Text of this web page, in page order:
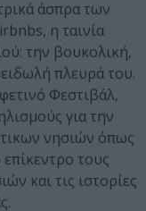
άσπρα των
η ταινία
την βουκολική,
πλευρά του.
Φεστιβάλ,
για την
νησιών όπως
τους
και τις ιστορίες